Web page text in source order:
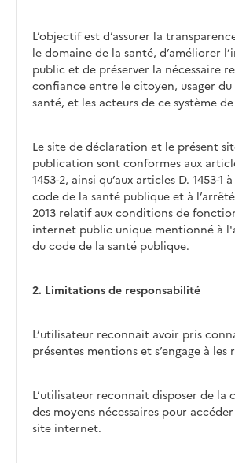
L’objectif est d’assurer la
le domaine de la santé, d’améliorer
public et de préserver la nécessaire
confiance entre le citoyen, usager du
santé, et les acteurs de ce système
Le site de déclaration et le présent
publication sont conformes aux
1453-2, ainsi qu’aux articles D. 1453-1
code de la santé publique et à
2013 relatif aux conditions de
internet public unique mentionné à
du code de la santé publique.
2. Limitations de responsabilité
L’utilisateur reconnait avoir pris
présentes mentions et s’engage à les
L’utilisateur reconnait disposer de la
des moyens nécessaires pour
site internet.